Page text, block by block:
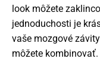
look môžete
jednoduchosti je
vaše mozgové
môžete kombinovať.